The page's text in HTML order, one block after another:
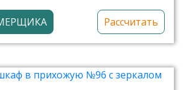
Рассчитать